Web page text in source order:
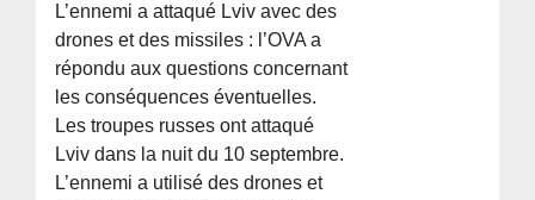
L’ennemi a attaqué Lviv avec des
drones et des missiles : l’OVA a
répondu aux questions concernant
les conséquences éventuelles.
Les troupes russes ont attaqué
Lviv dans la nuit du 10 septembre.
L’ennemi a utilisé des drones et